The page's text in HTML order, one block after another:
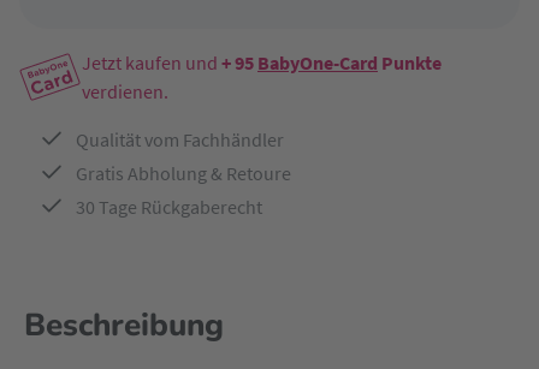
Jetzt kaufen und + 95 BabyOne-Card Punkte
verdienen.
Qualität vom Fachhändler
Gratis Abholung & Retoure
30 Tage Rückgaberecht
Beschreibung